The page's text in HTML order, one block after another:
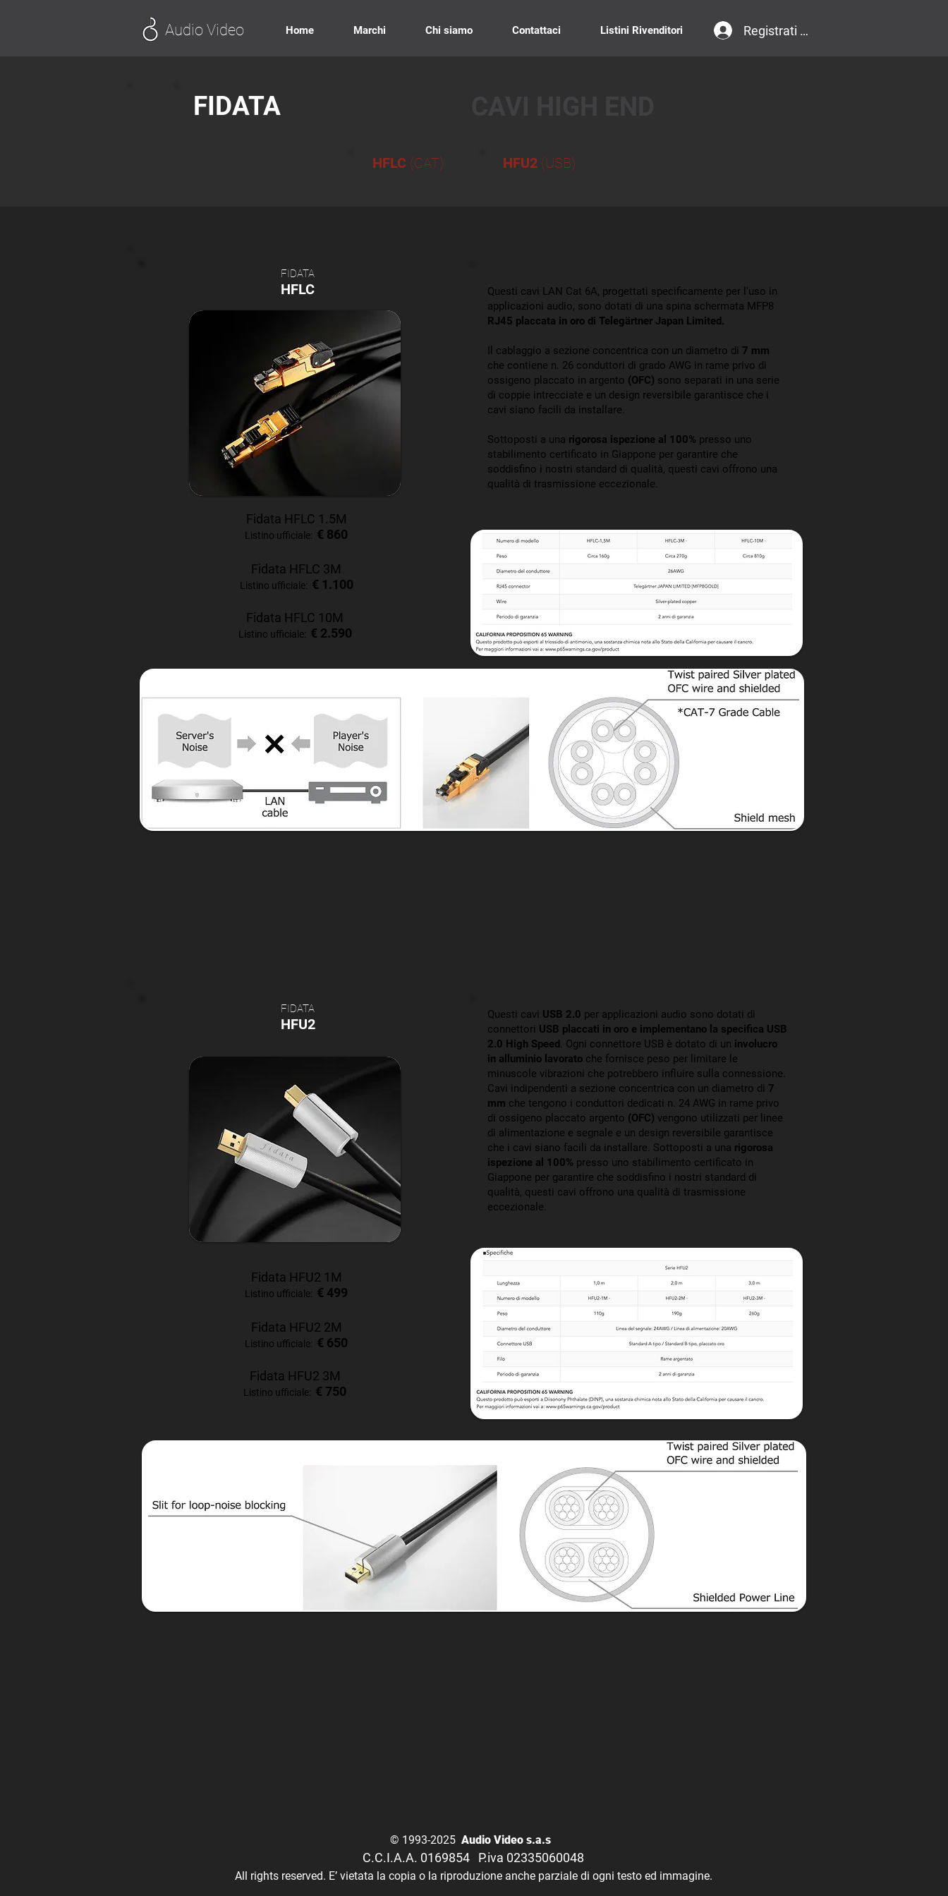
Audio Video Home Marchi Chi siamo Contattaci Listini Rivenditori Registrati / Accedi
FIDATA
HFLC (CAT) HFU2 (USB)
FIDATA
HFLC
Fidata HFLC 1.5M
Listino ufficiale: € 860
Fidata HFLC 3M
Listino ufficiale: € 1.100
Fidata HFLC 10M
Listino ufficiale: € 2.590
Questi cavi LAN Cat 6A, progettati specificamente per l'uso in
applicazioni audio, sono dotati di una spina schermata MFP8
RJ45 placcata in oro di Telegärtner Japan Limited.
Il cablaggio a sezione concentrica con un diametro di 7 mm
che contiene n. 26 conduttori di grado AWG in rame privo di
ossigeno placcato in argento (OFC) sono separati in una serie
di coppie intrecciate e un design reversibile garantisce che i
cavi siano facili da installare.
Sottoposti a una rigorosa ispezione al 100% presso uno
stabilimento certificato in Giappone per garantire che
soddisfino i nostri standard di qualità, questi cavi offrono una
qualità di trasmissione eccezionale.
FIDATA
HFU2
Fidata HFU2 1M
Listino ufficiale: € 499
Fidata HFU2 2M
Listino ufficiale: € 650
Fidata HFU2 3M
Listino ufficiale: € 750
Questi cavi USB 2.0 per applicazioni audio sono dotati di
connettori USB placcati in oro e implementano la specifica USB
2.0 High Speed. Ogni connettore USB è dotato di un involucro
in alluminio lavorato che fornisce peso per limitare le
minuscole vibrazioni che potrebbero influire sulla connessione.
Cavi indipendenti a sezione concentrica con un diametro di 7
mm che tengono i conduttori dedicati n. 24 AWG in rame privo
di ossigeno placcato argento (OFC) vengono utilizzati per linee
di alimentazione e segnale e un design reversibile garantisce
che i cavi siano facili da installare. Sottoposti a una rigorosa
ispezione al 100% presso uno stabilimento certificato in
Giappone per garantire che soddisfino i nostri standard di
qualità, questi cavi offrono una qualità di trasmissione
eccezionale.
© 1993-2025 Audio Video s.a.s
C.C.I.A.A. 0169854 P.iva 02335060048
All rights reserved. E’ vietata la copia o la riproduzione anche parziale di ogni testo ed immagine.